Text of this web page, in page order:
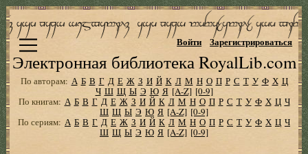
Электронная библиотека RoyalLib.com
Войти Зарегистрироваться
По авторам: А Б В Г Д Е Ж З И Й К Л М Н О П Р С Т У Ф Х Ц
Ч Ш Щ Ы Э Ю Я [A-Z] [0-9]
По книгам: А Б В Г Д Е Ж З И Й К Л М Н О П Р С Т У Ф Х Ц Ч
Ш Щ Ы Э Ю Я [A-Z] [0-9]
По сериям: А Б В Г Д Е Ж З И Й К Л М Н О П Р С Т У Ф Х Ц Ч
Ш Щ Ы Э Ю Я [A-Z] [0-9]